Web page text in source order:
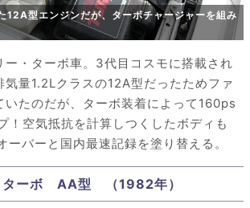
12A型エンジンだが、ターボチャージャーを組み
ー・ターボ車。3代目コスモに搭載され
気量1.2Lクラスの12A型だったためファ
いたのだが、ターボ装着によって160ps
！空気抵抗を計算しつくしたボディも
バーと国内最速記録を塗り替える。
ターボ AA型 （1982年）